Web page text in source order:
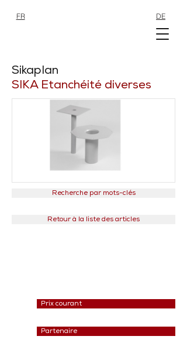
FR DE
Sikaplan
SIKA Etanchéité diverses
Recherche par mots-clés
Retour à la liste des articles
Prix courant
Partenaire